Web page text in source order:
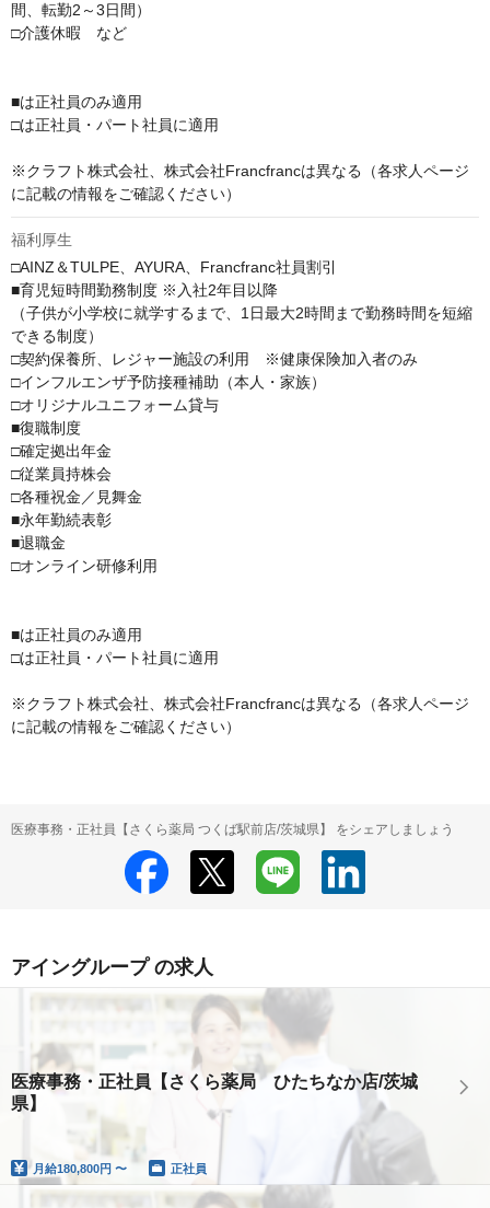
間、転勤2～3日間）
□介護休暇　など
■は正社員のみ適用
□は正社員・パート社員に適用
※クラフト株式会社、株式会社Francfrancは異なる（各求人ページ
に記載の情報をご確認ください）
福利厚生
□AINZ＆TULPE、AYURA、Francfranc社員割引
■育児短時間勤務制度 ※入社2年目以降
（子供が小学校に就学するまで、1日最大2時間まで勤務時間を短縮
できる制度）
□契約保養所、レジャー施設の利用　※健康保険加入者のみ
□インフルエンザ予防接種補助（本人・家族）
□オリジナルユニフォーム貸与
■復職制度
□確定拠出年金
□従業員持株会
□各種祝金／見舞金
■永年勤続表彰
■退職金
□オンライン研修利用
■は正社員のみ適用
□は正社員・パート社員に適用
※クラフト株式会社、株式会社Francfrancは異なる（各求人ページ
に記載の情報をご確認ください）
医療事務・正社員【さくら薬局 つくば駅前店/茨城県】 をシェアしましょう
アイングループ の求人
医療事務・正社員【さくら薬局 ひたちなか店/茨城
県】
月給180,800円 〜 正社員